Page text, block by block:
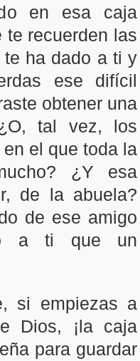
en esa caja
te recuerden las
ha dado a ti y
ese difícil
obtener una
tal vez, los
el que toda la
¿Y esa
de la abuela?
de ese amigo
a ti que un
si empiezas a
Dios, ¡la caja
para guardar